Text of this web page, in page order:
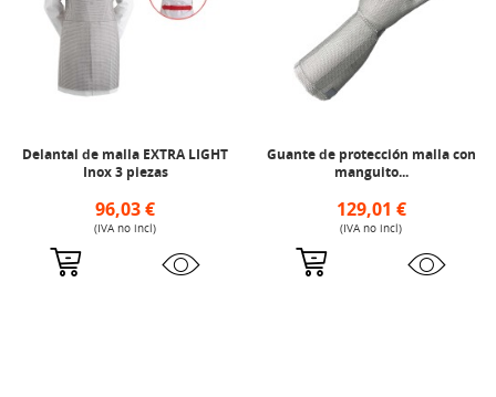
Delantal de malla EXTRA LIGHT
Inox 3 piezas
96,03 €
(IVA no incl)
Guante de protección malla con
manguito...
129,01 €
(IVA no incl)